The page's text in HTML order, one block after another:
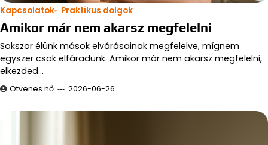
Kapcsolatok Praktikus dolgok
Amikor már nem akarsz megfelelni
Sokszor élünk mások elvárásainak megfelelve, mígnem
egyszer csak elfáradunk. Amikor már nem akarsz megfelelni,
elkezded…
Ötvenes nő 2026-06-26